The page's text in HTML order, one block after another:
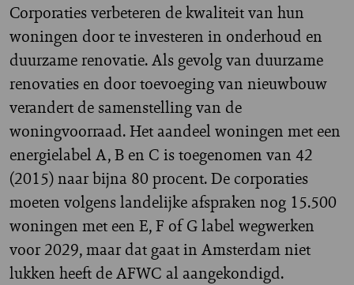
Corporaties verbeteren de kwaliteit van hun
woningen door te investeren in onderhoud en
duurzame renovatie. Als gevolg van duurzame
renovaties en door toevoeging van nieuwbouw
verandert de samenstelling van de
woningvoorraad. Het aandeel woningen met een
energielabel A, B en C is toegenomen van 42
(2015) naar bijna 80 procent. De corporaties
moeten volgens landelijke afspraken nog 15.500
woningen met een E, F of G label wegwerken
voor 2029, maar dat gaat in Amsterdam niet
lukken heeft de AFWC al aangekondigd.